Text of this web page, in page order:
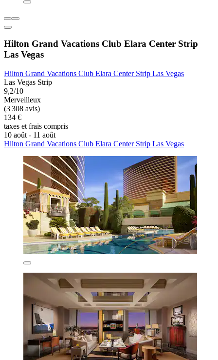
Hilton Grand Vacations Club Elara Center Strip
Las Vegas
Hilton Grand Vacations Club Elara Center Strip Las Vegas
Las Vegas Strip
9,2/10
Merveilleux
(3 308 avis)
134 €
taxes et frais compris
10 août - 11 août
Hilton Grand Vacations Club Elara Center Strip Las Vegas